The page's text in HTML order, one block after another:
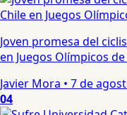
Joven promesa del
en Juegos Olímpicos
Javier Mora • 7 de
04